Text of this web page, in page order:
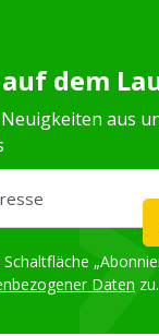
dem
aus
Daten zu.